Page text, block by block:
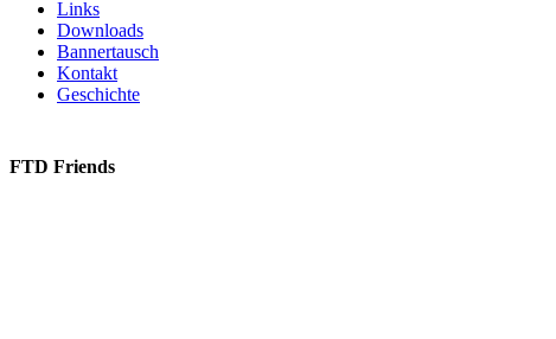
Links
Downloads
Bannertausch
Kontakt
Geschichte
FTD Friends